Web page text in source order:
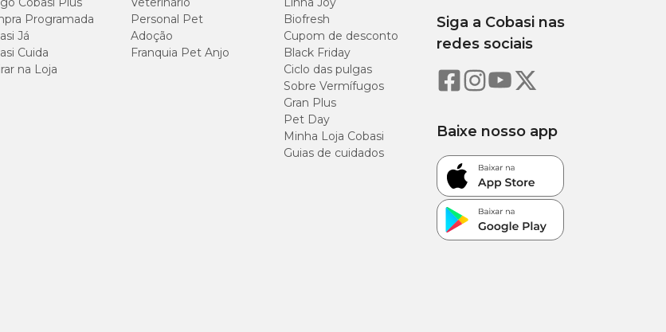
abóbora, óleo de girassol e suplemento Nutroplus Cat.
Quantidade
28,9 g
Programada
Já
Cuida
na Loja
Personal Pet
Adoção
Franquia Pet Anjo
Biofresh
Cupom de desconto
Black Friday
Ciclo das pulgas
Sobre Vermífugos
Gran Plus
Pet Day
Minha Loja Cobasi
Guias de cuidados
Siga a Cobasi nas
redes sociais
Baixe nosso app